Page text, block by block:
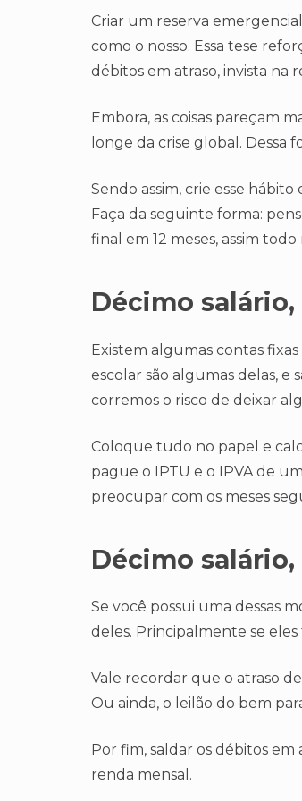
Criar um reserva
como o nosso. Essa tese
débitos em atraso, invista na
Embora, as coisas pareçam
longe da crise global. Dessa
Sendo assim, crie esse
Faça da seguinte forma:
final em 12 meses, assim
Décimo
Existem algumas contas
escolar são algumas delas, e
corremos o risco de deixar
Coloque tudo no papel e
pague o IPTU e o IPVA de
preocupar com os meses
Décimo
Se você possui uma dessas
deles. Principalmente se
Vale recordar que o atraso
Ou ainda, o leilão do bem
Por fim, saldar os débitos
renda mensal.